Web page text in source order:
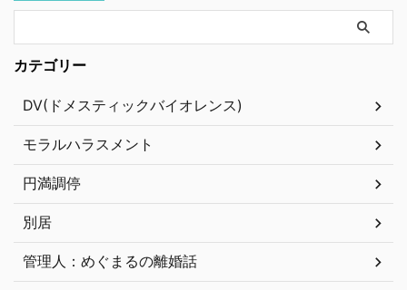
カテゴリー
DV(ドメスティックバイオレンス)
モラルハラスメント
円満調停
別居
管理人：めぐまるの離婚話